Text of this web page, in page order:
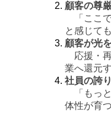
顧客の尊
「ここで
と感じて
顧客が光
応援・
業へ還元
社員の誇
「もっ
体性が育つ